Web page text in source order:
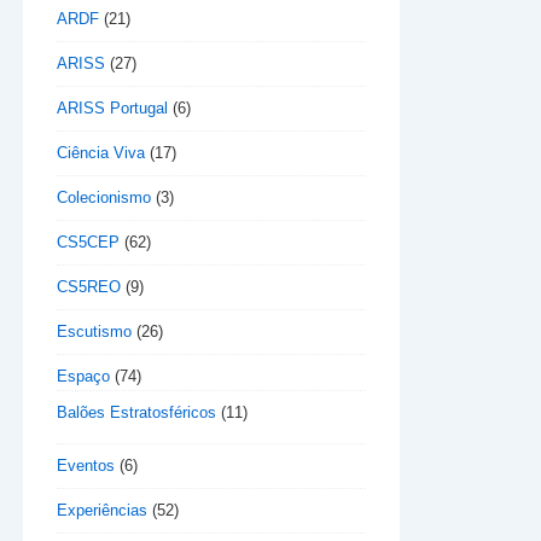
ARDF (21)
ARISS (27)
ARISS Portugal (6)
Ciência Viva(17)
Colecionismo (3)
CS5CEP (62)
CS5REO (9)
Escutismo (26)
Espaço (74)
Balões Estratosféricos (11)
Eventos (6)
Experiências (52)